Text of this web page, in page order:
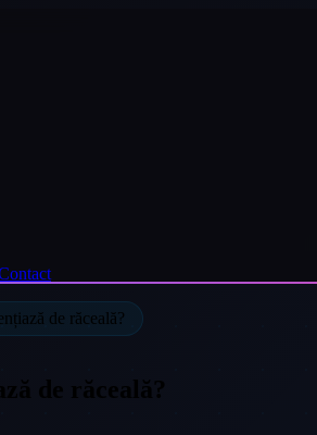
de răceală?
de răceală?